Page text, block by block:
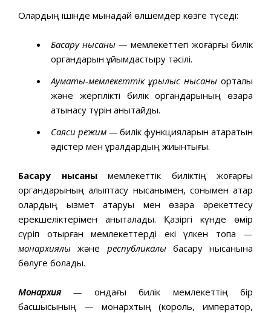
Олардың ішінде мынадай өлшемдер көзге түседі:
Басқару нысаны — мемлекеттегі жоғарғы билік
органдарын ұйымдастыру тәсілі.
Аумақтық-мемлекеттік құрылыс нысаны орталық
және жергілікті билік органдарының өзара
қатынасу түрін анықтайды.
Саяси режим — билік функцияларын атқаратын
әдістер мен құралдардың жиынтығы.
Басқару нысанымемлекеттік биліктің жоғарғы
органдарының қалыптасу нысанымен, сонымен қатар
олардың қызмет атқаруы мен өзара әрекеттесу
ерекшеліктерімен анықталады. Қазіргі күнде өмір
сүріп отырған мемлекеттерді екі үлкен топқа —
монархиялық және республикалықбасқару нысанына
бөлуге болады.
Монархия — ондағы билік мемлекеттің бір
басшысының — монархтың (король, император,